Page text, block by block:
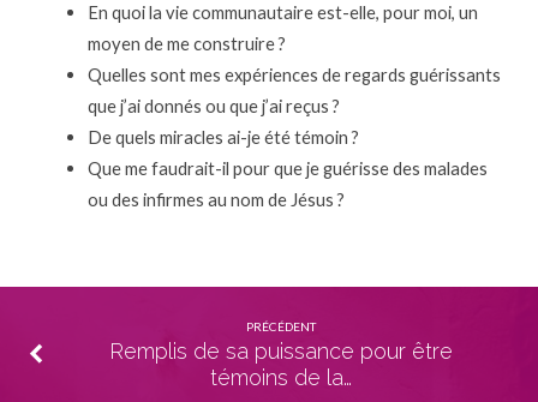
En quoi la vie communautaire est-elle, pour moi, un
moyen de me construire ?
Quelles sont mes expériences de regards guérissants
que j’ai donnés ou que j’ai reçus ?
De quels miracles ai-je été témoin ?
Que me faudrait-il pour que je guérisse des malades
ou des infirmes au nom de Jésus ?
PRÉCÉDENT
Remplis de sa puissance pour être
témoins de la…